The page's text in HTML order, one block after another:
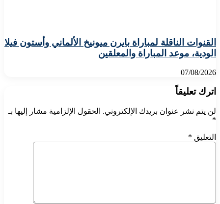
القنوات الناقلة لمباراة بايرن ميونيخ الألماني وأستون فيلا
الودية، موعد المباراة والمعلقين
07/08/2026
اترك تعليقاً
لن يتم نشر عنوان بريدك الإلكتروني. الحقول الإلزامية مشار إليها بـ
*
التعليق *